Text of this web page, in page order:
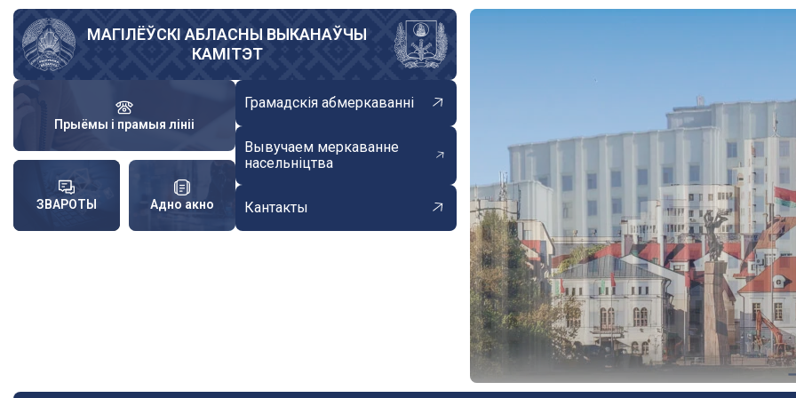
Skip
main
content
МАГІЛЁЎСКІ АБЛАСНЫ ВЫКАНАЎЧЫ
КАМІТЭТ
Прыёмы і прамыя лініі
ЗВАРОТЫ Адно акно
Грамадскія абмеркаванні
Вывучаем меркаванне
насельніцтва
Кантакты